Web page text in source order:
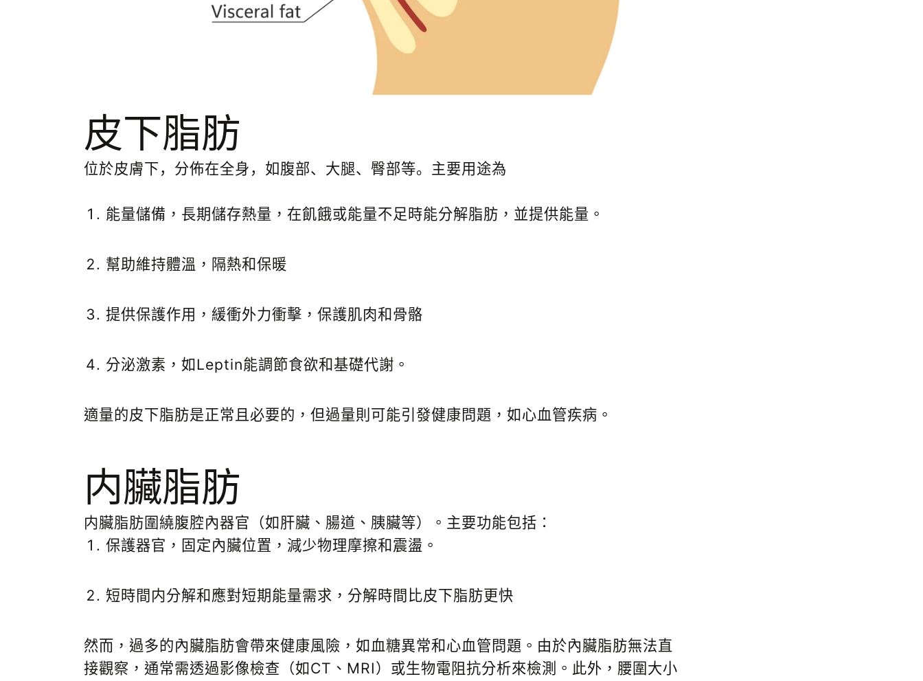
皮下脂肪
位於皮膚下，分佈在全身，如腹部、大腿、臀部等。主要用途為
能量儲備，長期儲存熱量，在飢餓或能量不足時能分解脂肪，並提供能量。
幫助維持體溫，隔熱和保暖
提供保護作用，緩衝外力衝擊，保護肌肉和骨骼
分泌激素，如Leptin能調節食欲和基礎代謝。
適量的皮下脂肪是正常且必要的，但過量則可能引發健康問題，如心血管疾病。
内臟脂肪
内臟脂肪圍繞腹腔內器官（如肝臟、腸道、胰臟等）。主要功能包括：
保護器官，固定內臟位置，減少物理摩擦和震盪。
短時間内分解和應對短期能量需求，分解時間比皮下脂肪更快
然而，過多的內臟脂肪會帶來健康風險，如血糖異常和心血管問題。由於內臟脂肪無法直
接觀察，通常需透過影像檢查（如CT 、 MRI）或生物電阻抗分析來檢測。此外，腰圍大小